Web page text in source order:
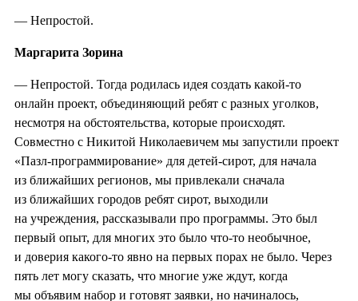
— Непростой.
Маргарита Зорина
— Непростой. Тогда родилась идея создать какой-то
онлайн проект, объединяющий ребят с разных уголков,
несмотря на обстоятельства, которые происходят.
Совместно с Никитой Николаевичем мы запустили проект
«Пазл-программирование» для детей-сирот, для начала
из ближайших регионов, мы привлекали сначала
из ближайших городов ребят сирот, выходили
на учреждения, рассказывали про программы. Это был
первый опыт, для многих это было что-то необычное,
и доверия какого-то явно на первых порах не было. Через
пять лет могу сказать, что многие уже ждут, когда
мы объявим набор и готовят заявки, но начиналось,